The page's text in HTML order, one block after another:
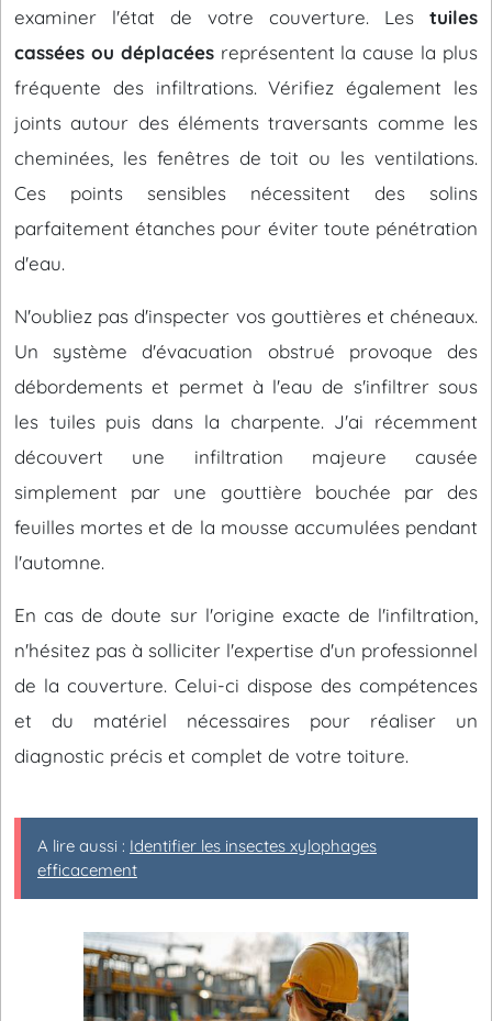
examiner l'état de votre couverture. Les tuiles
cassées ou déplacéesreprésentent la cause la plus
fréquente des infiltrations. Vérifiez également les
joints autour des éléments traversants comme les
cheminées, les fenêtres de toit ou les ventilations.
Ces points sensibles nécessitent des solins
parfaitement étanches pour éviter toute pénétration
d'eau.
N'oubliez pas d'inspecter vos gouttières et chéneaux.
Un système d'évacuation obstrué provoque des
débordements et permet à l'eau de s'infiltrer sous
les tuiles puis dans la charpente. J'ai récemment
découvert une infiltration majeure causée
simplement par une gouttière bouchée par des
feuilles mortes et de la mousse accumulées pendant
l'automne.
En cas de doute sur l'origine exacte de l'infiltration,
n'hésitez pas à solliciter l'expertise d'un professionnel
de la couverture. Celui-ci dispose des compétences
et du matériel nécessaires pour réaliser un
diagnostic précis et complet de votre toiture.
A lire aussi : Identifier les insectes xylophages
efficacement